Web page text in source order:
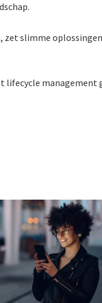
slimme
lifecycle management